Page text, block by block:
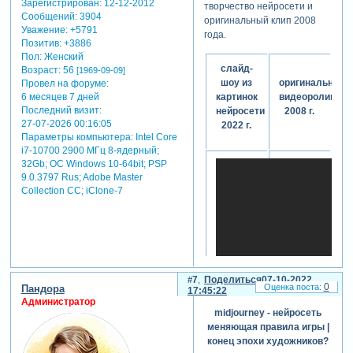
каждую картинку минут 5.
--hd - использует другой
алгоритм, который
потенциально лучше
подходит для больших
изображений, но с менее
согласованной
композицией. лучше всего
подходит для абстрактных
--stop остановить
/prefer option set <name>
<value> - создание личной
настройки. например
"/prefer option set mine --hd --
w 512" - сделает настройку -
-mine с опциями "высота
картинки 512 и высокое
Зарегистрирован: 12-12-2012
Сообщений:3904
Уважение: +5791
Позитив: +3886
Пол:Женский
Возраст:56 [1969-09-09]
Провел на форуме:
6 месяцев 7 дней
Последний визит:
27-07-2026 00:16:05
Параметры компьютера:Intel Core
i7-10700 2900 МГц 8-ядерный;
32Gb; ОС Windows 10-64bit; PSP
9.0.3797 Rus; Adobe Master
Collection СС; iClone-7
творчество нейросети и
оригинальный клип 2008
года.
слайд-
шоу из
картинок
нейросети
2022 г.
оригинальный
видеоролик
2008 г.
Поделиться
7
07-10-2022
17:45:22
Пандора
Администратор
midjourney - нейросеть
меняющая правила игры |
конец эпохи художников?
0